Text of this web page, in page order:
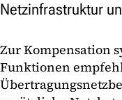
Netzinfrastruktur
Zur Kompensation
Funktionen